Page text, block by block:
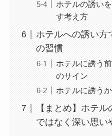
ホテルの誘い
す考え方
ホテルへの誘い方
の習慣
ホテルに誘う
のサイン
ホテルに誘う
【まとめ】ホテ
ではなく深い思い